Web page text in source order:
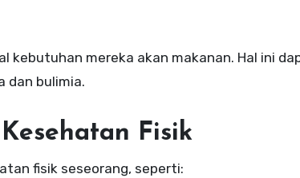
kebutuhan mereka akan makanan. Hal ini
dan bulimia.
Fisik
fisik seseorang, seperti: